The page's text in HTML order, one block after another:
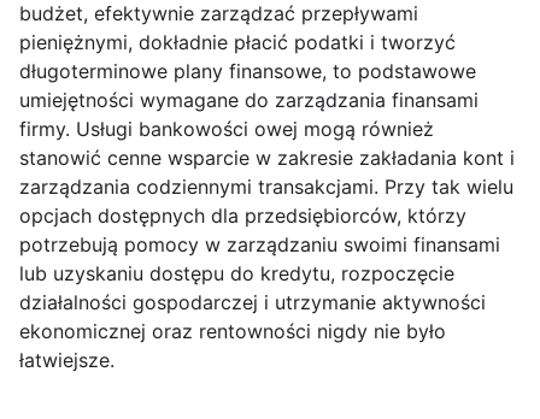
budżet, efektywnie zarządzać przepływami
pieniężnymi, dokładnie płacić podatki i tworzyć
długoterminowe plany finansowe, to podstawowe
umiejętności wymagane do zarządzania finansami
firmy. Usługi bankowości owej mogą również
stanowić cenne wsparcie w zakresie zakładania kont i
zarządzania codziennymi transakcjami. Przy tak wielu
opcjach dostępnych dla przedsiębiorców, którzy
potrzebują pomocy w zarządzaniu swoimi finansami
lub uzyskaniu dostępu do kredytu, rozpoczęcie
działalności gospodarczej i utrzymanie aktywności
ekonomicznej oraz rentowności nigdy nie było
łatwiejsze.